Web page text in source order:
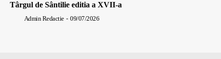
Târgul de Sântilie editia a XVII-a
Admin Redactie - 09/07/2026